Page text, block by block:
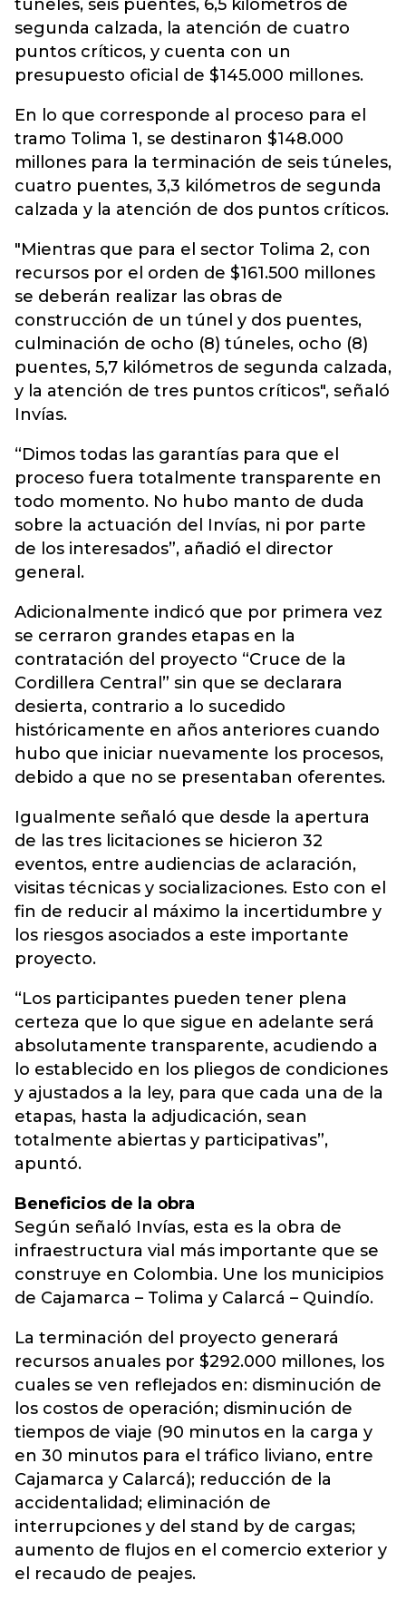
túneles, seis puentes, 6,5 kilómetros de
segunda calzada, la atención de cuatro
puntos críticos, y cuenta con un
presupuesto oficial de $145.000 millones.
En lo que corresponde al proceso para el
tramo Tolima 1, se destinaron $148.000
millones para la terminación de seis túneles,
cuatro puentes, 3,3 kilómetros de segunda
calzada y la atención de dos puntos críticos.
"Mientras que para el sector Tolima 2, con
recursos por el orden de $161.500 millones
se deberán realizar las obras de
construcción de un túnel y dos puentes,
culminación de ocho (8) túneles, ocho (8)
puentes, 5,7 kilómetros de segunda calzada,
y la atención de tres puntos críticos", señaló
Invías.
“Dimos todas las garantías para que el
proceso fuera totalmente transparente en
todo momento. No hubo manto de duda
sobre la actuación del Invías, ni por parte
de los interesados”, añadió el director
general.
Adicionalmente indicó que por primera vez
se cerraron grandes etapas en la
contratación del proyecto “Cruce de la
Cordillera Central” sin que se declarara
desierta, contrario a lo sucedido
históricamente en años anteriores cuando
hubo que iniciar nuevamente los procesos,
debido a que no se presentaban oferentes.
Igualmente señaló que desde la apertura
de las tres licitaciones se hicieron 32
eventos, entre audiencias de aclaración,
visitas técnicas y socializaciones. Esto con el
fin de reducir al máximo la incertidumbre y
los riesgos asociados a este importante
proyecto.
“Los participantes pueden tener plena
certeza que lo que sigue en adelante será
absolutamente transparente, acudiendo a
lo establecido en los pliegos de condiciones
y ajustados a la ley, para que cada una de la
etapas, hasta la adjudicación, sean
totalmente abiertas y participativas”,
apuntó.
Beneficios de la obra
Según señaló Invías, esta es la obra de
infraestructura vial más importante que se
construye en Colombia. Une los municipios
de Cajamarca – Tolima y Calarcá – Quindío.
La terminación del proyecto generará
recursos anuales por $292.000 millones, los
cuales se ven reflejados en: disminución de
los costos de operación; disminución de
tiempos de viaje (90 minutos en la carga y
en 30 minutos para el tráfico liviano, entre
Cajamarca y Calarcá); reducción de la
accidentalidad; eliminación de
interrupciones y del stand by de cargas;
aumento de flujos en el comercio exterior y
el recaudo de peajes.